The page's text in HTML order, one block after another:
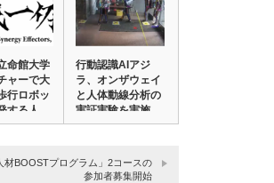
命館大学
ャーで大
行ロボッ
する人…
行動認識AIアジ
ラ、オンザウェイ
と人体動線分析の
実証実験を実施
材BOOSTプログラム」2コースの
参加者募集開始